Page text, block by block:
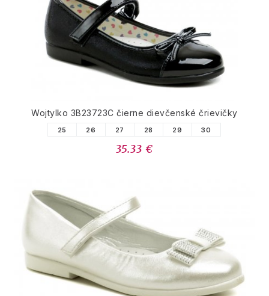
Wojtylko 3B23723C čierne dievčenské črievičky
25 26 27 28 29 30
35.33 €